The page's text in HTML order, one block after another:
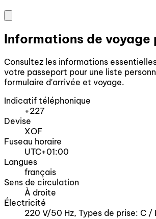
Informations de voyage
Consultez les informations
votre passeport pour une liste
formulaire d'arrivée et voyage.
Indicatif téléphonique
+227
Devise
XOF
Fuseau horaire
UTC+01:00
Langues
français
Sens de circulation
À droite
Électricité
220 V/50 Hz, Types de prise: C /